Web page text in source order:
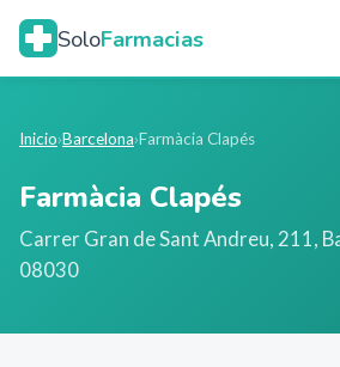
SoloFarmacias
Inicio›Barcelona›Farmàcia Clapés
Farmàcia Clapés
Carrer Gran de Sant Andreu, 211,
08030